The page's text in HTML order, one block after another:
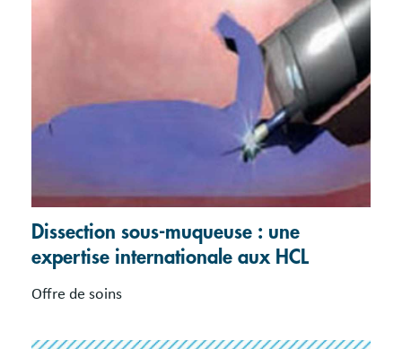
Dissection sous-muqueuse : une
expertise internationale aux HCL
Offre de soins